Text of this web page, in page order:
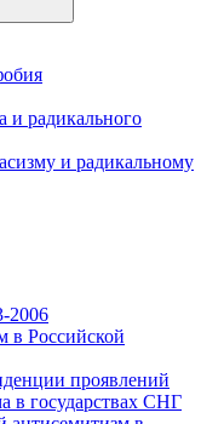
и радикального
и радикальному
2006
в Российской
проявлений
в государствах СНГ